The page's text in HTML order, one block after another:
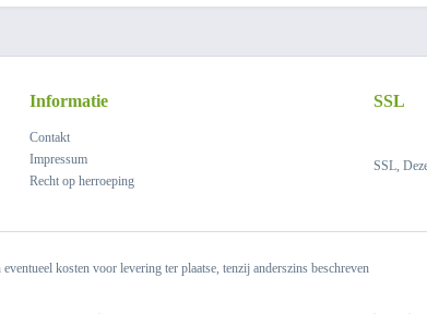
Informatie
Contakt
Impressum
Recht op herroeping
SSL
SSL,
eventueel kosten voor levering ter plaatse, tenzij anderszins beschreven